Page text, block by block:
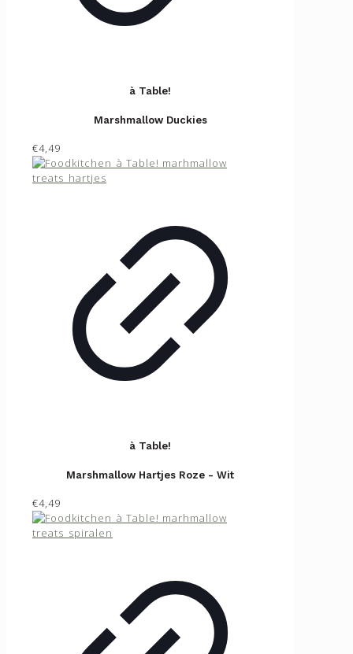
à Table!
Marshmallow Duckies
€4,49
à Table!
Marshmallow Hartjes Roze - Wit
€4,49